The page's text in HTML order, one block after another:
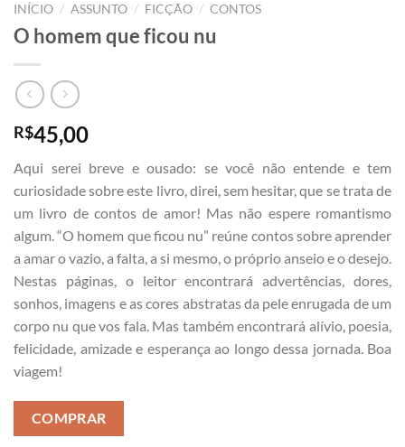
INÍCIO / ASSUNTO / FICÇÃO / CONTOS
O homem que ficou nu
R$45,00
Aqui serei breve e ousado: se você não entende e tem
curiosidade sobre este livro, direi, sem hesitar, que se trata de
um livro de contos de amor! Mas não espere romantismo
algum. “O homem que ficou nu” reúne contos sobre aprender
a amar o vazio, a falta, a si mesmo, o próprio anseio e o desejo.
Nestas páginas, o leitor encontrará advertências, dores,
sonhos, imagens e as cores abstratas da pele enrugada de um
corpo nu que vos fala. Mas também encontrará alívio, poesia,
felicidade, amizade e esperança ao longo dessa jornada. Boa
viagem!
COMPRAR